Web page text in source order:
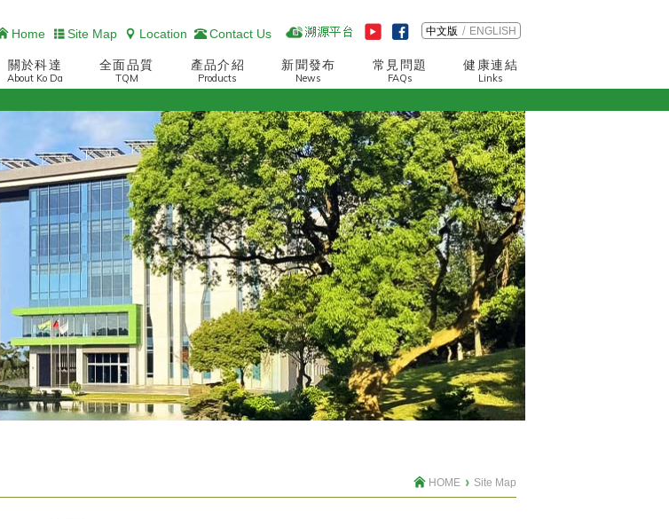
Home Site Map Location Contact Us 中文版 ENGLISH
關於科達
About Ko Da
全面品質
TQM
產品介紹
Products
新聞發布
News
常見問題
FAQs
健康連結
Links
HOME Site Map